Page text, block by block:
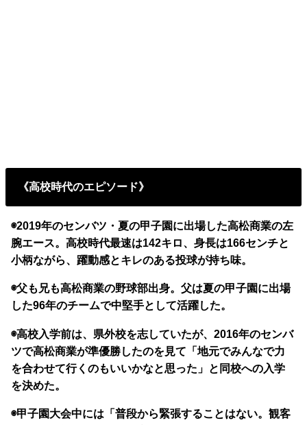
《高校時代のエピソード》
◉2019年のセンバツ・夏の甲子園に出場した高松商業の左
腕エース。高校時代最速は142キロ、身長は166センチと
小柄ながら、躍動感とキレのある投球が持ち味。
◉父も兄も高松商業の野球部出身。父は夏の甲子園に出場
した96年のチームで中堅手として活躍した。
◉高校入学前は、県外校を志していたが、2016年のセンバ
ツで高松商業が準優勝したのを見て「地元でみんなで力
を合わせて行くのもいいかなと思った」と同校への入学
を決めた。
◉甲子園大会中には「普段から緊張することはない。観客